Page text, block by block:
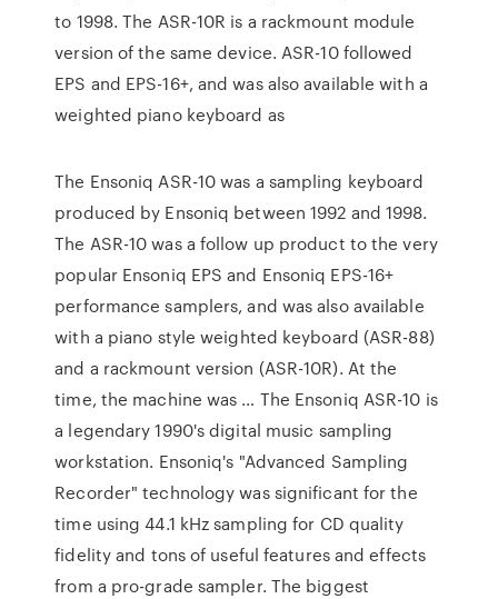
to 1998. The ASR-10R is a rackmount module
version of the same device. ASR-10 followed
EPS and EPS-16+, and was also available with a
weighted piano keyboard as
The Ensoniq ASR-10 was a sampling keyboard
produced by Ensoniq between 1992 and 1998.
The ASR-10 was a follow up product to the very
popular Ensoniq EPS and Ensoniq EPS-16+
performance samplers, and was also available
with a piano style weighted keyboard (ASR-88)
and a rackmount version (ASR-10R). At the
time, the machine was … The Ensoniq ASR-10 is
a legendary 1990's digital music sampling
workstation. Ensoniq's "Advanced Sampling
Recorder" technology was significant for the
time using 44.1 kHz sampling for CD quality
fidelity and tons of useful features and effects
from a pro-grade sampler. The biggest